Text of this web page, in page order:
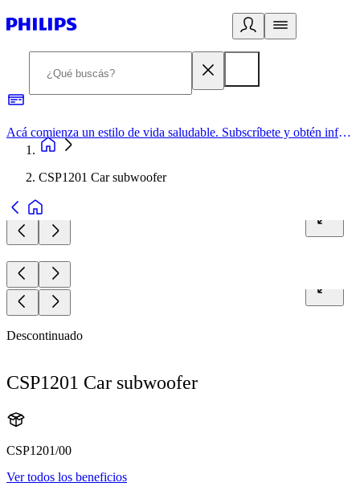
Acá comienza un estilo de vida saludable. Subscríbete y obtén información de primera mano
CSP1201 Car subwoofer
Descontinuado
CSP1201 Car subwoofer
CSP1201/00
Ver todos los beneficios